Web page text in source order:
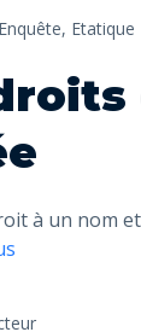
Enquête, Etatique
à un nom